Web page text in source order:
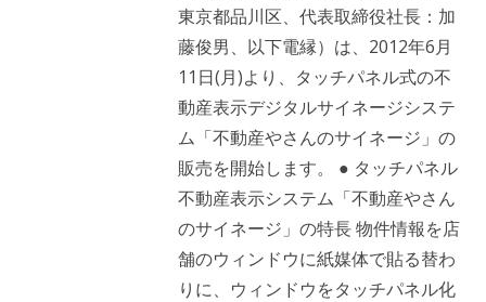
東京都品川区、代表取締役社長：加
藤俊男、以下電縁）は、2012年6月
11日(月)より、タッチパネル式の不
動産表示デジタルサイネージシステ
ム「不動産やさんのサイネージ」の
販売を開始します。 ● タッチパネル
不動産表示システム「不動産やさん
のサイネージ」の特長 物件情報を店
舗のウィンドウに紙媒体で貼る替わ
りに、ウィンドウをタッチパネル化